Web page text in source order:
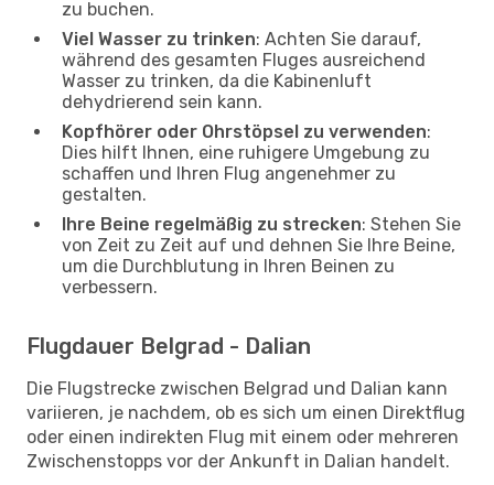
zu buchen.
Viel Wasser zu trinken: Achten Sie darauf,
während des gesamten Fluges ausreichend
Wasser zu trinken, da die Kabinenluft
dehydrierend sein kann.
Kopfhörer oder Ohrstöpsel zu verwenden:
Dies hilft Ihnen, eine ruhigere Umgebung zu
schaffen und Ihren Flug angenehmer zu
gestalten.
Ihre Beine regelmäßig zu strecken: Stehen Sie
von Zeit zu Zeit auf und dehnen Sie Ihre Beine,
um die Durchblutung in Ihren Beinen zu
verbessern.
Flugdauer Belgrad - Dalian
Die Flugstrecke zwischen Belgrad und Dalian kann
variieren, je nachdem, ob es sich um einen Direktflug
oder einen indirekten Flug mit einem oder mehreren
Zwischenstopps vor der Ankunft in Dalian handelt.